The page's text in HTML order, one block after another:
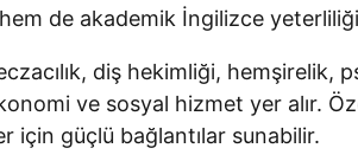
hem de akademik İngilizce
diş hekimliği,
ve sosyal hizmet yer alır.
için güçlü bağlantılar sunabilir.